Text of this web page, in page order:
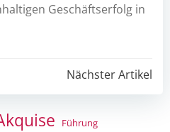
Geschäftserfolg in
navigation
Nächster Artikel
Führung